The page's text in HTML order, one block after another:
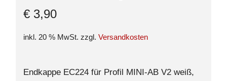
€ 3,90
inkl. 20 % MwSt. zzgl. Versandkosten
Endkappe EC224 für Profil MINI-AB V2 weiß,